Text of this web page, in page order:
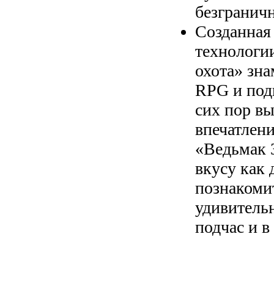
охота»
RPG и
сих пор
«Ведьмак
вкусу как
подчас и